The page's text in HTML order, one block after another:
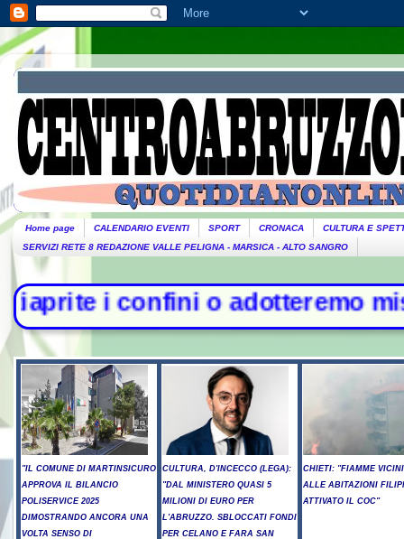
Home page CALENDARIO EVENTI SPORT CRONACA
CULTURA E
SERVIZI RETE 8 REDAZIONE VALLE PELIGNA - MARSICA - ALTO SANGRO
o adotteremo misure".
"IL COMUNE DI MARTINSICURO
APPROVA IL BILANCIO
POLISERVICE 2025
DIMOSTRANDO ANCORA UNA
VOLTA SENSO DI
CULTURA, D'INCECCO (LEGA):
"DAL MINISTERO QUASI 5
MILIONI DI EURO PER
L'ABRUZZO. SBLOCCATI FONDI
PER CELANO E FARA SAN
CHIETI: "FIAMME
ALLE ABITAZIONI
ATTIVATO IL COC"